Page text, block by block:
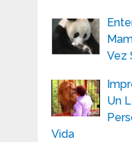
Vez
Un
Vida